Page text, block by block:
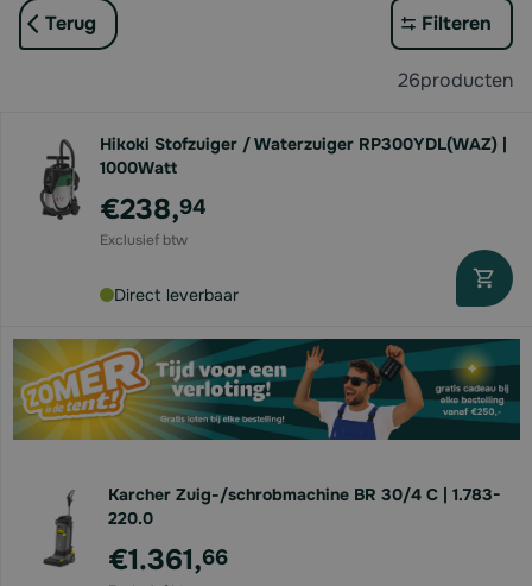
Terug Filteren
26producten
Hikoki Stofzuiger / Waterzuiger RP300YDL(WAZ) |
1000Watt
€238,94
Direct leverbaar
Karcher Zuig-/schrobmachine BR 30/4 C | 1.783-
220.0
€1.361,66